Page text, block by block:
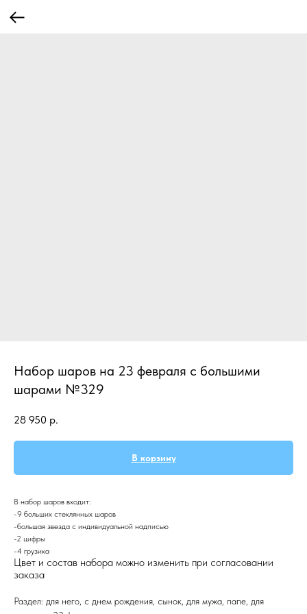
Набор шаров на 23 февраля с большими
шарами №329
28 950 р.
В корзину
В набор шаров входит:
-9 больших стеклянных шаров
-большая звезда с индивидуальной надписью
-2 цифры
-4 грузика
Цвет и состав набора можно изменить при согласовании
заказа
Раздел: для него, с днем рождения, сынок, для мужа, папе, для